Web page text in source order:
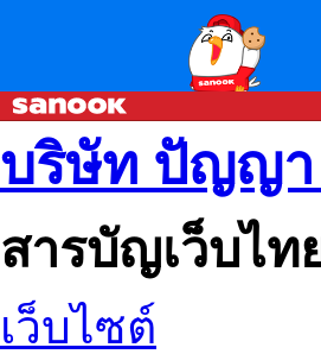
บริษัท ปัญญ
สารบัญเว็บไท
เว็บไซต์